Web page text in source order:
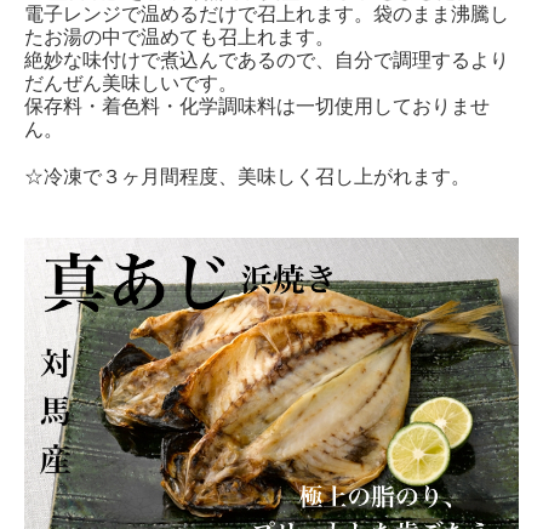
電子レンジで温めるだけで召上れます。袋のまま沸騰し
たお湯の中で温めても召上れます。
絶妙な味付けで煮込んであるので、自分で調理するより
だんぜん美味しいです。
保存料・着色料・化学調味料は一切使用しておりませ
ん。
☆冷凍で３ヶ月間程度、美味しく召し上がれます。